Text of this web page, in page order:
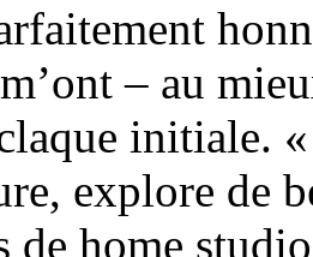
– au
initiale.
explore de
de home